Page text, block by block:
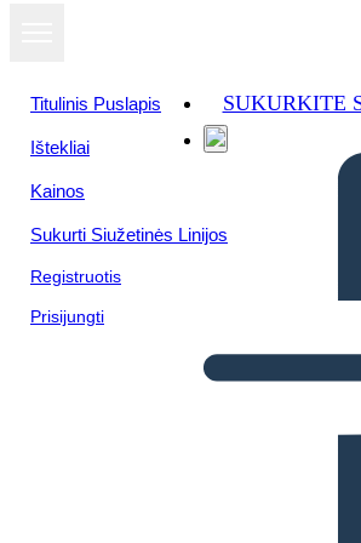
Titulinis Puslapis
Ištekliai
Kainos
Sukurti Siužetinės Linijos
Registruotis
Prisijungti
SUKURKITE